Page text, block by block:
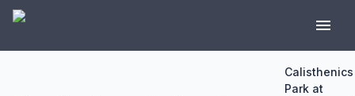
Calisthenics
Park at